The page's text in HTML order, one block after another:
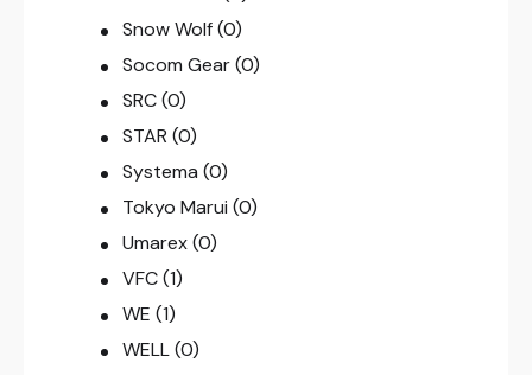
Snow Wolf (0)
Socom Gear (0)
SRC (0)
STAR (0)
Systema (0)
Tokyo Marui (0)
Umarex (0)
VFC (1)
WE (1)
WELL (0)